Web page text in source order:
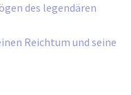
des legendären
Reichtum und seine